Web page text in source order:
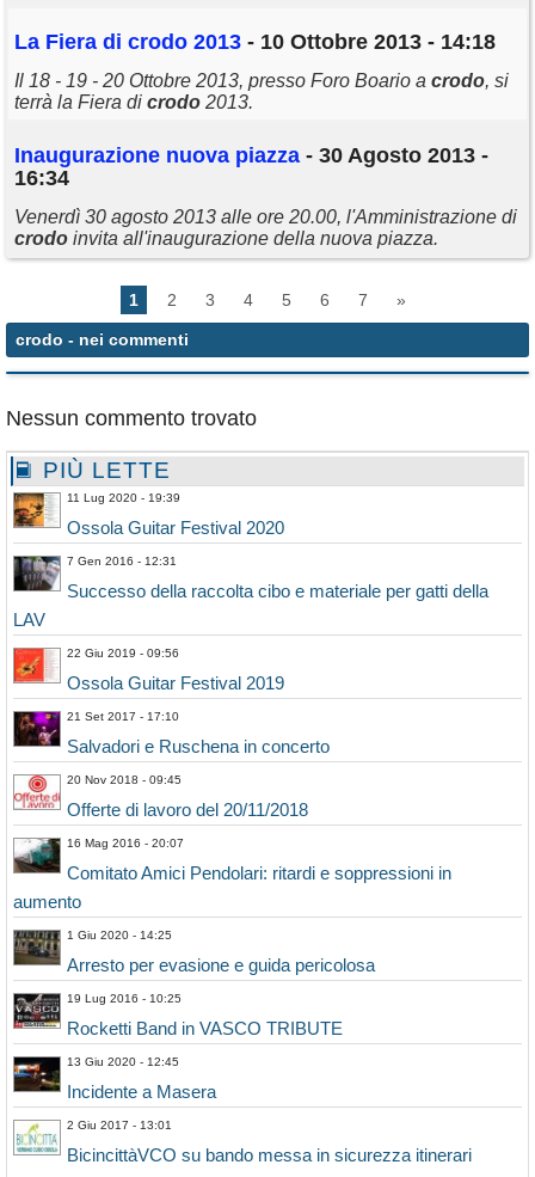
La Fiera di crodo 2013 - 10 Ottobre 2013 - 14:18
Il 18 - 19 - 20 Ottobre 2013, presso Foro Boario a crodo, si
terrà la Fiera di crodo 2013.
Inaugurazione nuova piazza - 30 Agosto 2013 -
16:34
Venerdì 30 agosto 2013 alle ore 20.00, l'Amministrazione di
crodo invita all'inaugurazione della nuova piazza.
1 2 3 4 5 6 7 »
crodo - nei commenti
Nessun commento trovato
PIÙ LETTE
11 Lug 2020 - 19:39
Ossola Guitar Festival 2020
7 Gen 2016 - 12:31
Successo della raccolta cibo e materiale per gatti della
LAV
22 Giu 2019 - 09:56
Ossola Guitar Festival 2019
21 Set 2017 - 17:10
Salvadori e Ruschena in concerto
20 Nov 2018 - 09:45
Offerte di lavoro del 20/11/2018
16 Mag 2016 - 20:07
Comitato Amici Pendolari: ritardi e soppressioni in
aumento
1 Giu 2020 - 14:25
Arresto per evasione e guida pericolosa
19 Lug 2016 - 10:25
Rocketti Band in VASCO TRIBUTE
13 Giu 2020 - 12:45
Incidente a Masera
2 Giu 2017 - 13:01
BicincittàVCO su bando messa in sicurezza itinerari